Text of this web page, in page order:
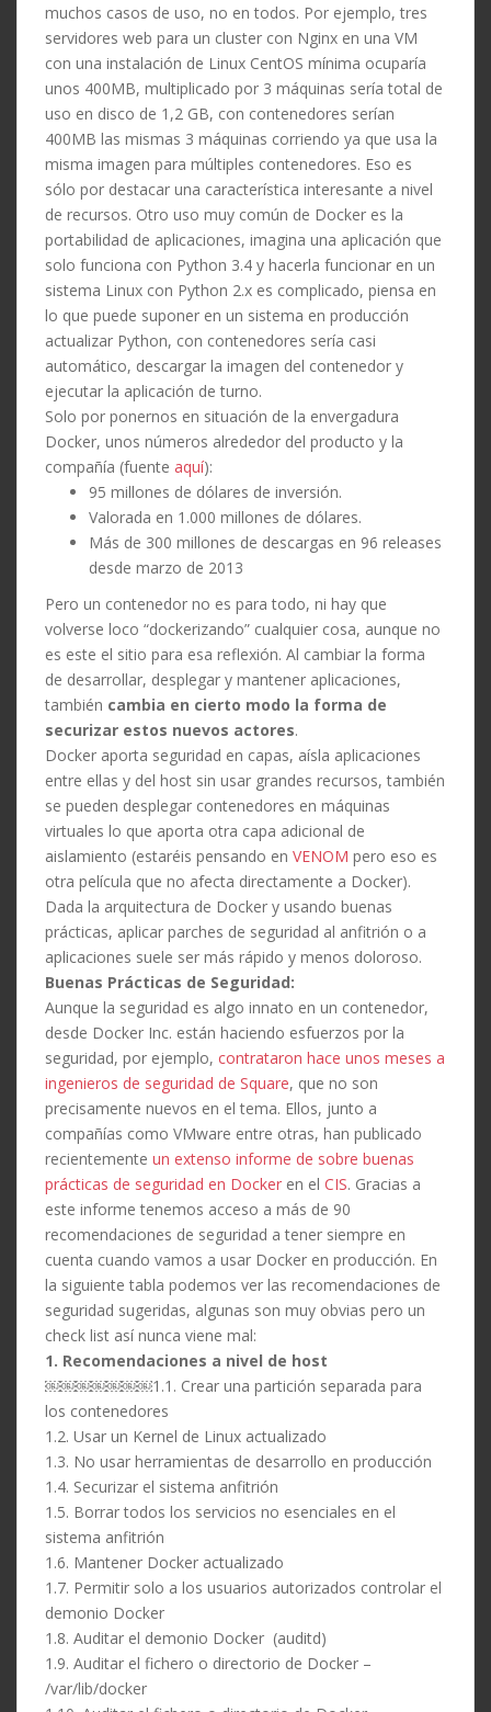
muchos casos de uso, no en todos. Por ejemplo, tres
servidores web para un cluster con Nginx en una VM
con una instalación de Linux CentOS mínima ocuparía
unos 400MB, multiplicado por 3 máquinas sería total de
uso en disco de 1,2 GB, con contenedores serían
400MB las mismas 3 máquinas corriendo ya que usa la
misma imagen para múltiples contenedores. Eso es
sólo por destacar una característica interesante a nivel
de recursos. Otro uso muy común de Docker es la
portabilidad de aplicaciones, imagina una aplicación que
solo funciona con Python 3.4 y hacerla funcionar en un
sistema Linux con Python 2.x es complicado, piensa en
lo que puede suponer en un sistema en producción
actualizar Python, con contenedores sería casi
automático, descargar la imagen del contenedor y
ejecutar la aplicación de turno.
Solo por ponernos en situación de la envergadura
Docker, unos números alrededor del producto y la
compañía (fuente aquí):
95 millones de dólares de inversión.
Valorada en 1.000 millones de dólares.
Más de 300 millones de descargas en 96 releases
desde marzo de 2013
Pero un contenedor no es para todo, ni hay que
volverse loco “dockerizando” cualquier cosa, aunque no
es este el sitio para esa reflexión. Al cambiar la forma
de desarrollar, desplegar y mantener aplicaciones,
también cambia en cierto modo la forma de
securizar estos nuevos actores.
Docker aporta seguridad en capas, aísla aplicaciones
entre ellas y del host sin usar grandes recursos, también
se pueden desplegar contenedores en máquinas
virtuales lo que aporta otra capa adicional de
aislamiento (estaréis pensando en VENOM pero eso es
otra película que no afecta directamente a Docker).
Dada la arquitectura de Docker y usando buenas
prácticas, aplicar parches de seguridad al anfitrión o a
aplicaciones suele ser más rápido y menos doloroso.
Buenas Prácticas de Seguridad:
Aunque la seguridad es algo innato en un contenedor,
desde Docker Inc. están haciendo esfuerzos por la
seguridad, por ejemplo, contrataron hace unos meses a
ingenieros de seguridad de Square, que no son
precisamente nuevos en el tema. Ellos, junto a
compañías como VMware entre otras, han publicado
recientemente un extenso informe de sobre buenas
prácticas de seguridad en Docker en el CIS. Gracias a
este informe tenemos acceso a más de 90
recomendaciones de seguridad a tener siempre en
cuenta cuando vamos a usar Docker en producción. En
la siguiente tabla podemos ver las recomendaciones de
seguridad sugeridas, algunas son muy obvias pero un
check list así nunca viene mal:
1. Recomendaciones a nivel de host
￼￼￼￼￼￼￼1.1. Crear una partición separada para
los contenedores
1.2. Usar un Kernel de Linux actualizado
1.3. No usar herramientas de desarrollo en producción
1.4. Securizar el sistema anfitrión
1.5. Borrar todos los servicios no esenciales en el
sistema anfitrión
1.6. Mantener Docker actualizado
1.7. Permitir solo a los usuarios autorizados controlar el
demonio Docker
1.8. Auditar el demonio Docker (auditd)
1.9. Auditar el fichero o directorio de Docker –
/var/lib/docker